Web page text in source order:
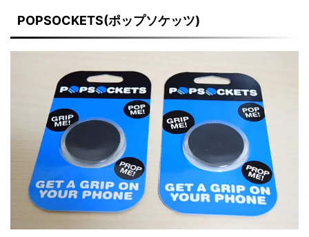
POPSOCKETS(ポップソケッツ)